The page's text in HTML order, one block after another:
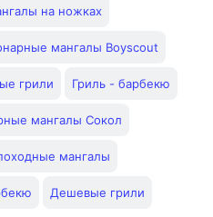
на ножках
мангалы Boyscout
грили Гриль - барбекю
мангалы Сокол
мангалы
Дешевые грили